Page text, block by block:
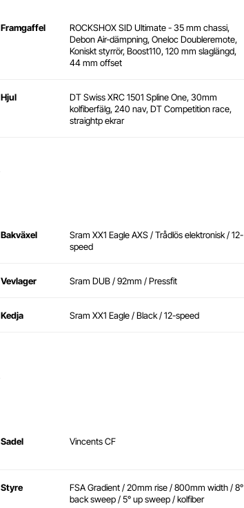
Framgaffel
ROCKSHOX SID Ultimate - 35 mm chassi,
Debon Air-dämpning, Oneloc Doubleremote,
Koniskt styrrör, Boost110, 120 mm slaglängd,
44 mm offset
Hjul
DT Swiss XRC 1501 Spline One, 30mm
kolfiberfälg, 240 nav, DT Competition race,
straightp ekrar
Bakväxel
Sram XX1 Eagle AXS / Trådlös elektronisk / 12-
speed
Vevlager Sram DUB / 92mm / Pressfit
Kedja Sram XX1 Eagle / Black / 12-speed
Sadel Vincents CF
Styre
FSA Gradient / 20mm rise / 800mm width / 8°
back sweep / 5° up sweep / kolfiber